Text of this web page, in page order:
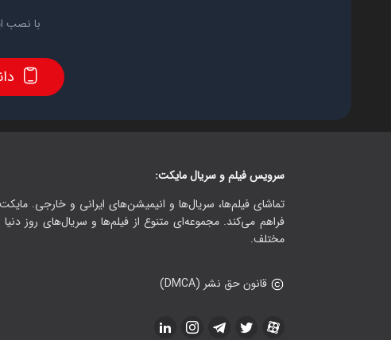
با نصب
سرویس فیلم و سریال مایکت:
تماشای فیلم‌ها، سریال‌ها و انیمیشن‌های ایرانی و خارجی.
فراهم می‌کند. مجموعه‌ای متنوع از فیلم‌ها و سریال‌های روز
مختلف.
قانون حق نشر (DMCA)